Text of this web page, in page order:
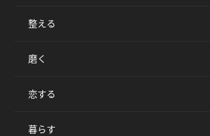
整える
磨く
恋する
暮らす